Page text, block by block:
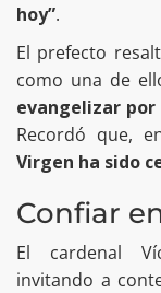
hoy”.
El prefecto
como una de
evangelizar
Recordó que,
Virgen ha sido
Confiar
El cardenal
invitando a